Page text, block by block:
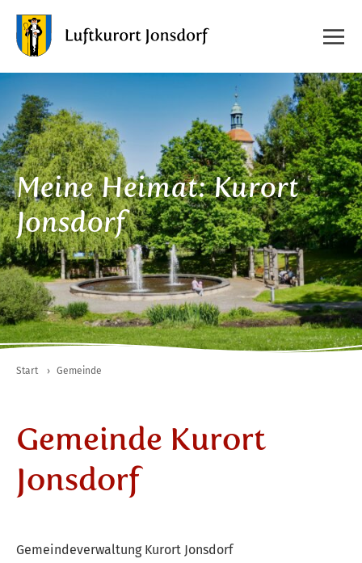
Meine Heimat: Kurort
Jonsdorf
Start › Gemeinde
Gemeinde Kurort
Jonsdorf
Gemeindeverwaltung Kurort Jonsdorf